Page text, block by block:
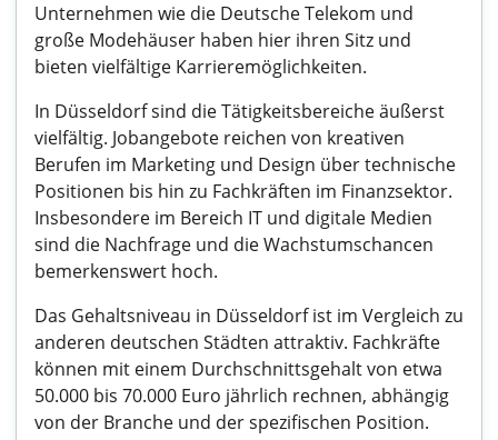
Unternehmen wie die Deutsche Telekom und
große Modehäuser haben hier ihren Sitz und
bieten vielfältige Karrieremöglichkeiten.
In Düsseldorf sind die Tätigkeitsbereiche äußerst
vielfältig. Jobangebote reichen von kreativen
Berufen im Marketing und Design über technische
Positionen bis hin zu Fachkräften im Finanzsektor.
Insbesondere im Bereich IT und digitale Medien
sind die Nachfrage und die Wachstumschancen
bemerkenswert hoch.
Das Gehaltsniveau in Düsseldorf ist im Vergleich zu
anderen deutschen Städten attraktiv. Fachkräfte
können mit einem Durchschnittsgehalt von etwa
50.000 bis 70.000 Euro jährlich rechnen, abhängig
von der Branche und der spezifischen Position.